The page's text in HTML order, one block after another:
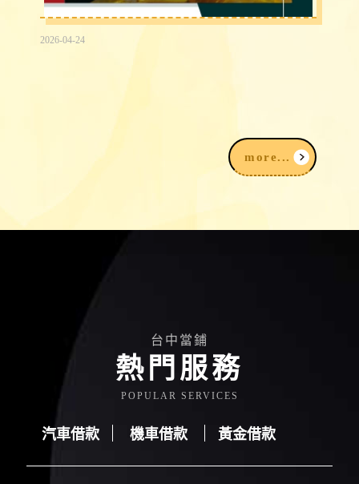
2026-04-24
算？銀樓、當舖黃金回收比較
more...
台中當鋪
熱門服務
POPULAR SERVICES
汽車借款 汽車借款
機車借款 機車借款
黃金借款